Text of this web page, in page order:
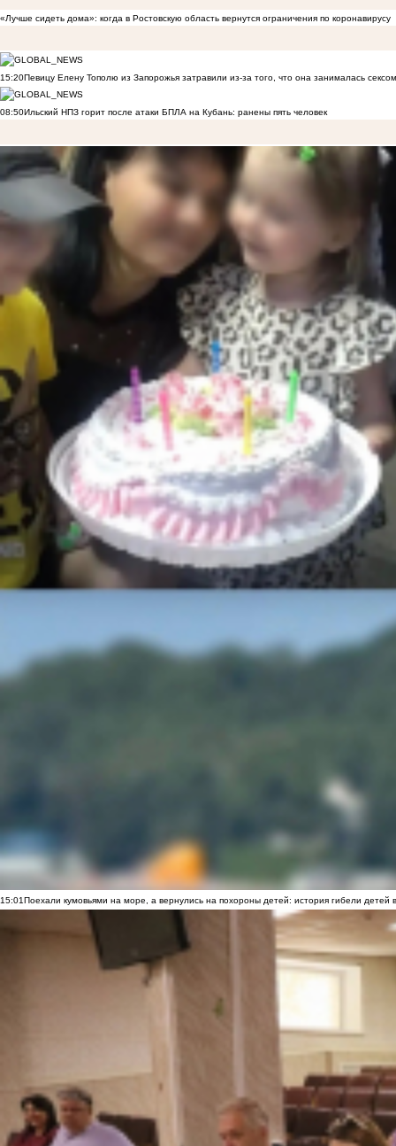
«Лучше сидеть дома»: когда в Ростовскую область вернутся ограничения по коронавирусу
15:20Певицу Елену Тополю из Запорожья затравили из-за того, что она занималась
08:50Ильский НПЗ горит после атаки БПЛА на Кубань: ранены пять человек
15:01Поехали кумовьями на море, а вернулись на похороны детей: история гибели детей